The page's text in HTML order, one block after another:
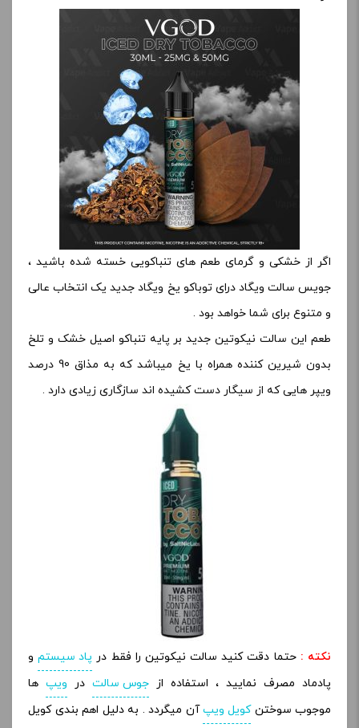
اگر از خشکی و گرمای طعم های تنباکویی خسته شده باشید ،
جویس سالت ویگاد درای توباکو یخ ویگاد جدید یک انتخاب عالی
و متنوع برای شما خواهد بود .
طعم این سالت نیکوتین جدید بر پایه تنباکو اصیل خشک و تلخ
بدون شیرین کننده همراه با یخ میباشد که به مذاق 90 درصد
ویپر هایی که از سیگار دست کشیده اند سازگاری زیادی دارد .
نکته :حتما دقت کنید سالت نیکوتین را فقط در پاد سیستمو
پادماد مصرف نمایید ، استفاده از جوس سالت در ویپ ها
موجوب سوختنکویل ویپآن میگردد . به دلیل اهم بندی کویل